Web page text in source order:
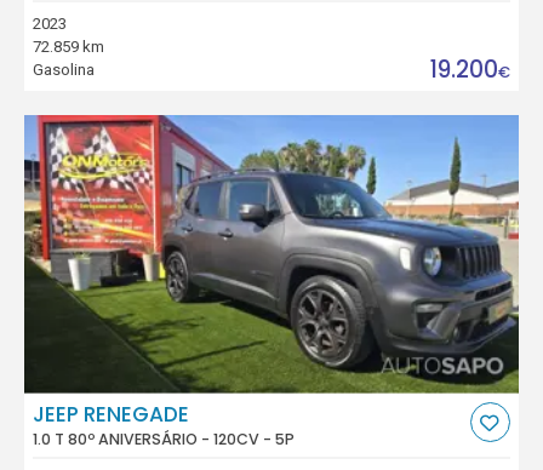
2023
72.859 km
Gasolina
19.200€
JEEP RENEGADE
1.0 T 80º ANIVERSÁRIO - 120CV - 5P